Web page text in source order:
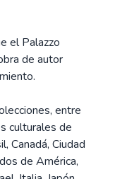
el Palazzo
de autor
entre
culturales de
Canadá, Ciudad
de América,